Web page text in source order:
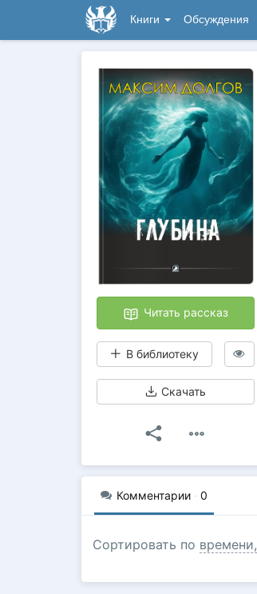
Книги Обсуждения
Читать рассказ
В библиотеку
Скачать
Комментарии · 0
Сортировать по